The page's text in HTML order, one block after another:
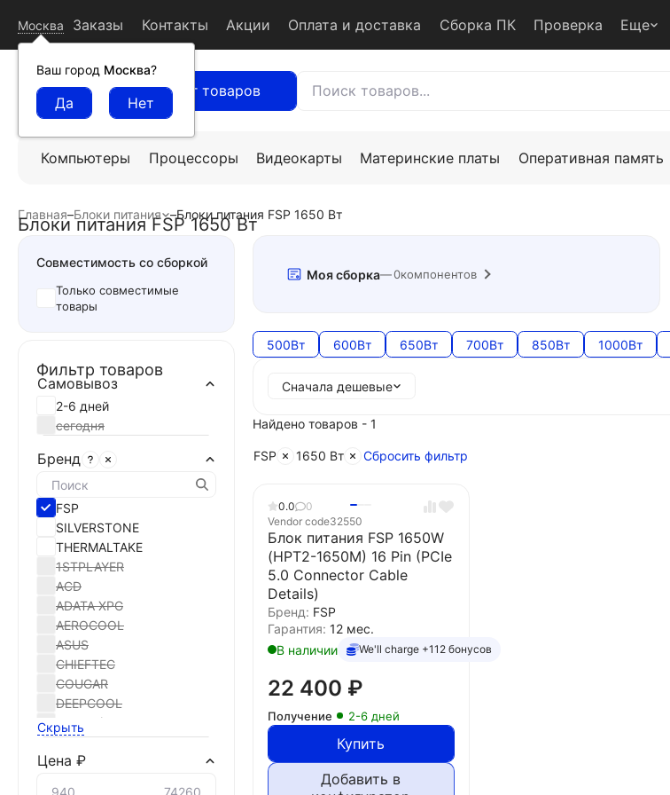
Москва
Ваш город Москва?
Заказы Контакты Акции Оплата и доставка Сборка ПК Проверка Еще
Каталог товаров
Компьютеры Процессоры Видеокарты Материнские платы Оперативная память
Главная–Блоки питания –Блоки питания FSP 1650 Вт
Блоки питания FSP 1650 Вт
Моя сборка 0компонентов
500Вт 600Вт 650Вт 700Вт 850Вт 1000Вт
Сначала дешевые
Найдено товаров - 1
FSP 1650 Вт Сбросить фильтр
0.0
0
Vendor code32550
Блок питания FSP 1650W
(HPT2-1650M) 16 Pin (PCIe
5.0 Connector Cable
Details)
Бренд: FSP
Гарантия: 12 мес.
В наличии
We'll charge +112 бонусов
22 400 ₽
Получение 2-6 дней
Купить
Добавить в
Совместимость со сборкой
Только совместимые
товары
Фильтр товаров
Самовывоз
2-6 дней
сегодня
Бренд
FSP
SILVERSTONE
THERMALTAKE
1STPLAYER
ACD
ADATA XPG
AEROCOOL
ASUS
CHIEFTEC
COUGAR
DEEPCOOL
EMACS(Zippy)
EXEGATE
FOXLINE
Скрыть
Цена ₽